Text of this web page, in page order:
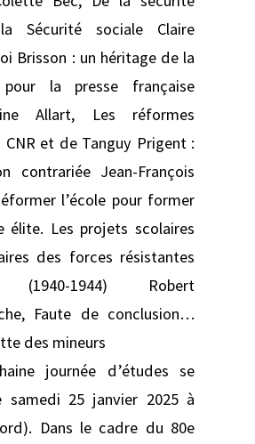
Sécurité sociale Claire
Brisson : un héritage de la
pour la presse française
Allart, Les réformes
et de Tanguy Prigent :
contrariée Jean-François
l’école pour former
élite. Les projets scolaires
des forces résistantes
(1940-1944) Robert
Faute de conclusion…
des mineurs
journée d’études se
samedi 25 janvier 2025 à
Dans le cadre du 80e